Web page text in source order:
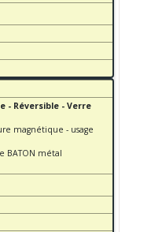
- Réversible - Verre
magnétique - usage
BATON métal